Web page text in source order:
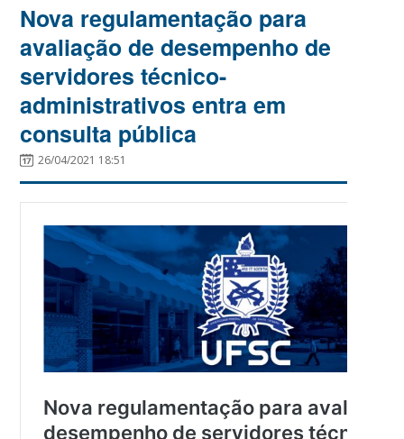
Nova regulamentação para
avaliação de desempenho de
servidores técnico-
administrativos entra em
consulta pública
26/04/2021 18:51